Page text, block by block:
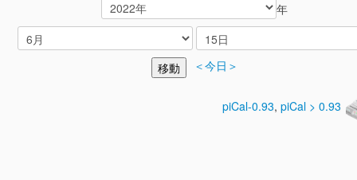
年
＜今日＞
piCal-0.93, piCal > 0.93